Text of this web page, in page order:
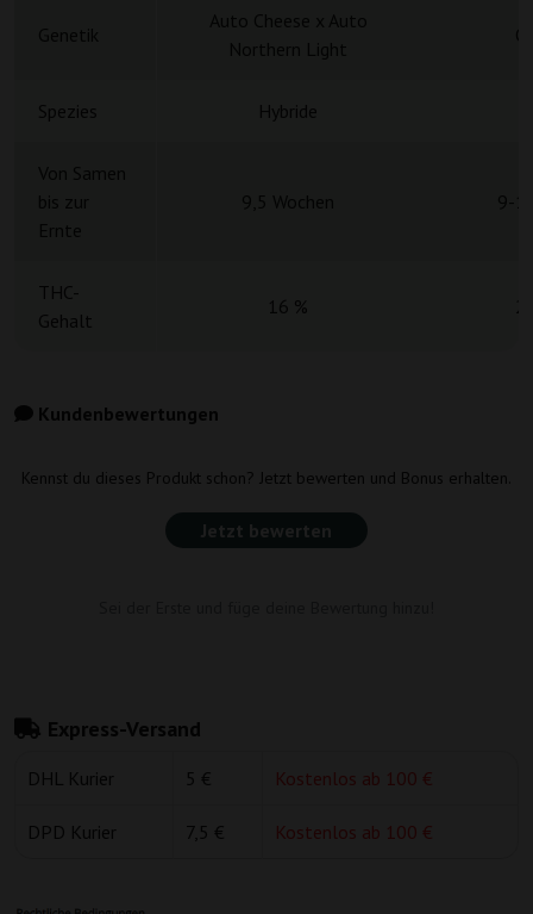
Spezies Hybride
THC-
Gehalt
16 %
Kundenbewertungen
Kennst du dieses Produkt schon? Jetzt bewerten und Bonus erhalten.
Jetzt bewerten
Express-Versand
DHL Kurier 5 € Kostenlos ab 100 €
DPD Kurier 7,5 € Kostenlos ab 100 €